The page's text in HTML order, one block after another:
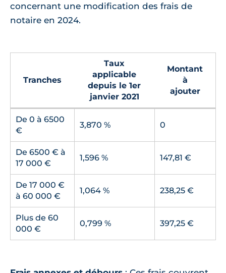
concernant une modification des frais de
notaire en 2024.
Tranches
Taux
applicable
depuis le 1er
janvier 2021
Montant
à
ajouter
De 0 à 6500
€
3,870 % 0
De 6500 € à
17 000 €
1,596 % 147,81 €
De 17 000 €
à 60 000 €
1,064 % 238,25 €
Plus de 60
000 €
0,799 % 397,25 €